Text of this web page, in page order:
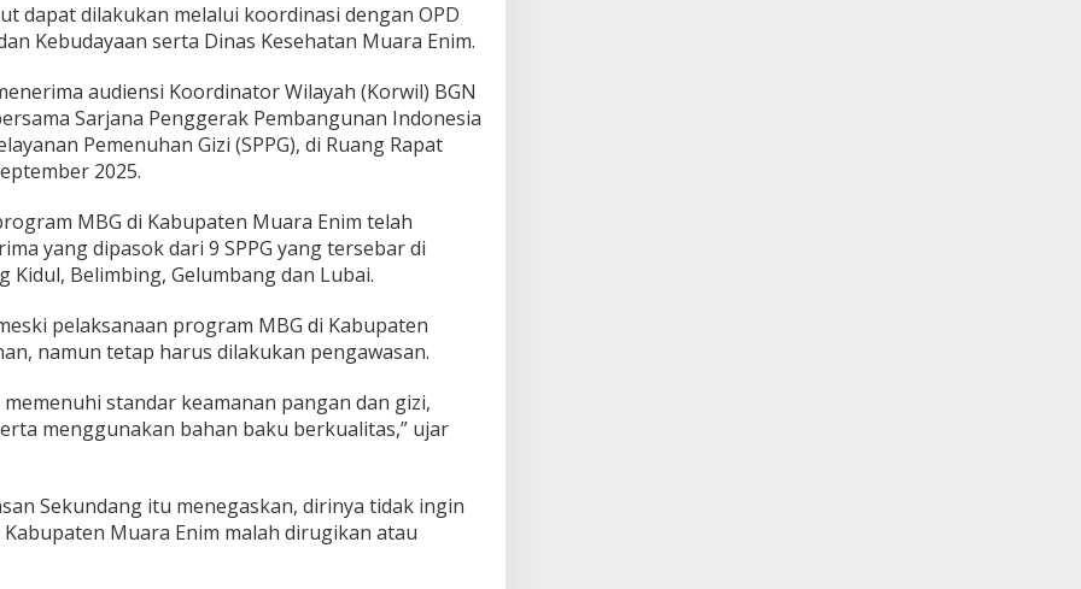
dapat dilakukan melalui koordinasi dengan OPD
Kebudayaan serta Dinas Kesehatan Muara Enim.
audiensi Koordinator Wilayah (Korwil) BGN
Sarjana Penggerak Pembangunan Indonesia
Pemenuhan Gizi (SPPG), di Ruang Rapat
2025.
MBG di Kabupaten Muara Enim telah
yang dipasok dari 9 SPPG yang tersebar di
Kidul, Belimbing, Gelumbang dan Lubai.
pelaksanaan program MBG di Kabupaten
namun tetap harus dilakukan pengawasan.
standar keamanan pangan dan gizi,
menggunakan bahan baku berkualitas,” ujar
Sekundang itu menegaskan, dirinya tidak ingin
Muara Enim malah dirugikan atau